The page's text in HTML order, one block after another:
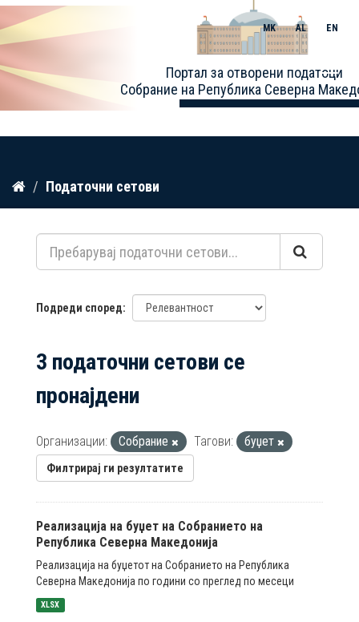
Прескокнете
содржина
Портал за отворени податоци
Собрание на Република Северна
MK AL EN
Toggle
Податочни сетови
Подреди според
3 податочни сетови се
пронајдени
Организации: Собрание Тагови: буџет
Филтрирај ги резултатите
Реализација на буџет на Собранието на
Република Северна Македонија
Реализација на буџетот на Собранието на Република
Северна Македонија по години со преглед по месеци
XLSX